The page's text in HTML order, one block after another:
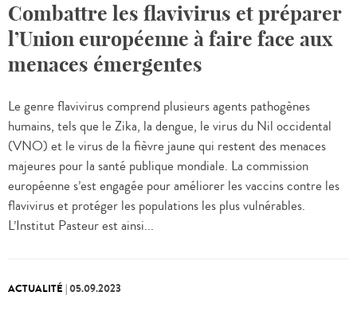
Combattre les flavivirus et préparer
l’Union européenne à faire face aux
menaces émergentes
Le genre flavivirus comprend plusieurs agents pathogènes
humains, tels que le Zika, la dengue, le virus du Nil occidental
(VNO) et le virus de la fièvre jaune qui restent des menaces
majeures pour la santé publique mondiale. La commission
européenne s’est engagée pour améliorer les vaccins contre les
flavivirus et protéger les populations les plus vulnérables.
L’Institut Pasteur est ainsi...
ACTUALITÉ |05.09.2023